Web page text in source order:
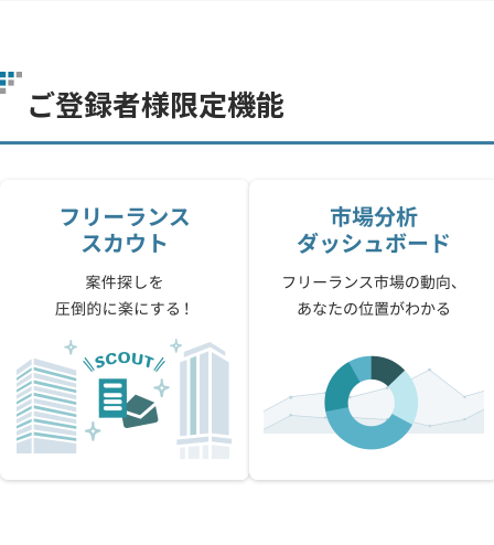
ご登録者様限定機能